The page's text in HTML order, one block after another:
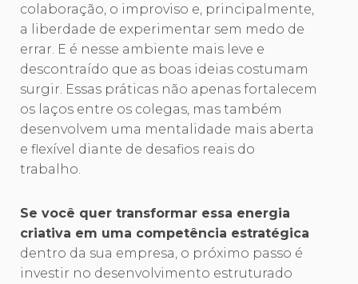
colaboração, o improviso e, principalmente,
a liberdade de experimentar sem medo de
errar. E é nesse ambiente mais leve e
descontraído que as boas ideias costumam
surgir. Essas práticas não apenas fortalecem
os laços entre os colegas, mas também
desenvolvem uma mentalidade mais aberta
e flexível diante de desafios reais do
trabalho.
Se você quer transformar essa energia
criativa em uma competência estratégica
dentro da sua empresa, o próximo passo é
investir no desenvolvimento estruturado